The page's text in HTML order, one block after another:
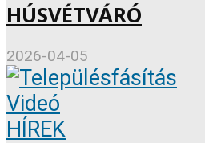
HÚSVÉTVÁRÓ
2026-04-05
Videó
HÍREK